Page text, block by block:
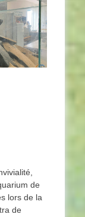
de
lors de la
de